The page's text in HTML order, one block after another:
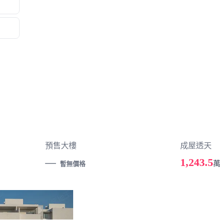
預售大樓
— 暫無價格
成屋透天
1,243.5萬